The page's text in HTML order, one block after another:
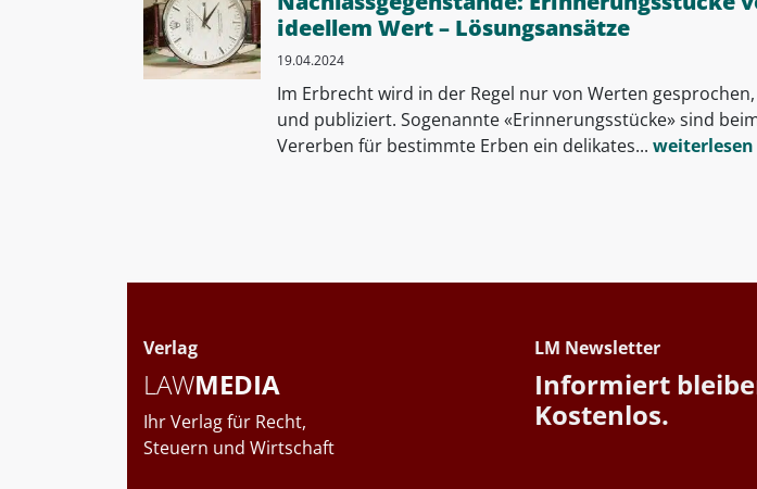
ideellem Wert – Lösungsansätze
19.04.2024
Im Erbrecht wird in der Regel nur von Werten
und publiziert. Sogenannte «Erinnerungsstücke» sind
Vererben für bestimmte Erben ein delikates... weiterlesen
Verlag
LAWMEDIA
Ihr Verlag für Recht,
Steuern und Wirtschaft
LM Newsletter
Informiert
Kostenlos.